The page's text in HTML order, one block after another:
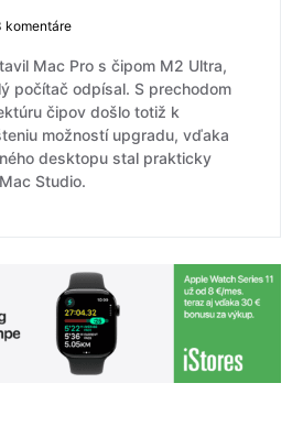
komentáre
Mac Pro s čipom M2 Ultra,
počítač odpísal. S prechodom
čipov došlo totiž k
možností upgradu, vďaka
desktopu stal prakticky
Studio.